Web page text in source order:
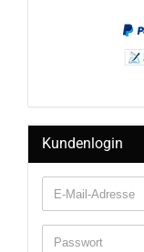
Kundenlogin